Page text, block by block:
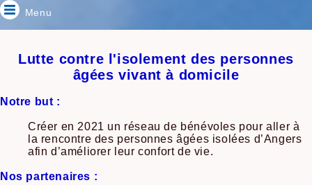
Menu
Lutte contre l'isolement des personnes
âgées vivant à domicile
Notre but :
Créer en 2021 un réseau de bénévoles pour aller à
la rencontre des personnes âgées isolées d’Angers
afin d’améliorer leur confort de vie.
Nos partenaires :